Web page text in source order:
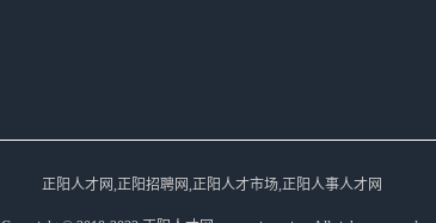
正阳人才网,正阳招聘网,正阳人才市场,正阳人事人才网